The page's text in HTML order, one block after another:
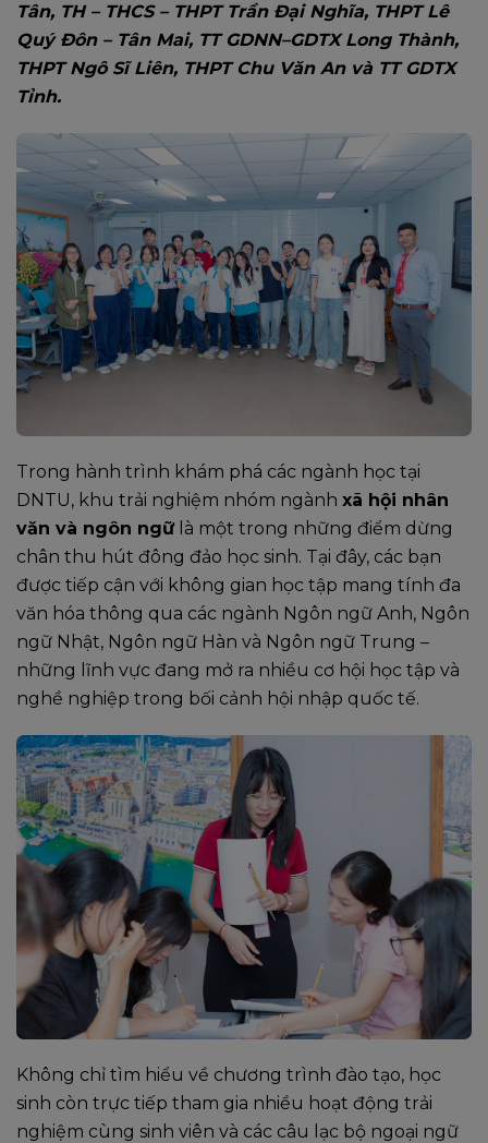
Tân, TH – THCS – THPT Trần Đại Nghĩa, THPT Lê
Quý Đôn – Tân Mai, TT GDNN–GDTX Long Thành,
THPT Ngô Sĩ Liên, THPT Chu Văn An và TT GDTX
Tỉnh.
Trong hành trình khám phá các ngành học tại
DNTU, khu trải nghiệm nhóm ngành xã hội nhân
văn và ngôn ngữlà một trong những điểm dừng
chân thu hút đông đảo học sinh. Tại đây, các bạn
được tiếp cận với không gian học tập mang tính đa
văn hóa thông qua các ngành Ngôn ngữ Anh, Ngôn
ngữ Nhật, Ngôn ngữ Hàn và Ngôn ngữ Trung –
những lĩnh vực đang mở ra nhiều cơ hội học tập và
nghề nghiệp trong bối cảnh hội nhập quốc tế.
Không chỉ tìm hiểu về chương trình đào tạo, học
sinh còn trực tiếp tham gia nhiều hoạt động trải
nghiệm cùng sinh viên và các câu lạc bộ ngoại ngữ